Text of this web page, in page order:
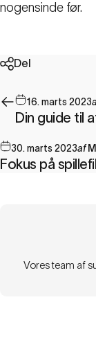
nogensinde før.
Del
16. marts 2023
Din guide til
30. marts 2023af
Fokus på
Vores team af